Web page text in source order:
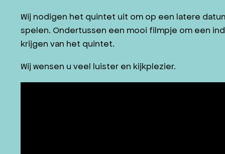
Wij nodigen het quintet uit om op een latere
spelen. Ondertussen een mooi filmpje om een
krijgen van het quintet.
Wij wensen u veel luister en kijkplezier.